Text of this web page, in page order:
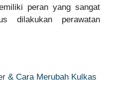
peran yang sangat
dilakukan perawatan
& Cara Merubah Kulkas